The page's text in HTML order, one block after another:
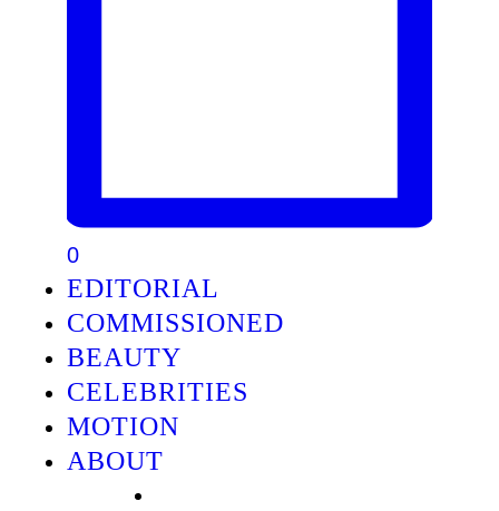
0
EDITORIAL
COMMISSIONED
BEAUTY
CELEBRITIES
MOTION
ABOUT